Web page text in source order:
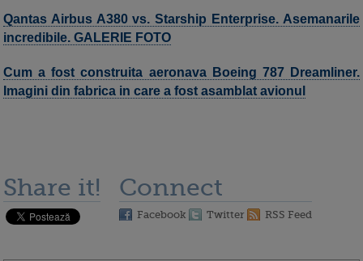
Qantas Airbus A380 vs. Starship Enterprise. Asemanarile
incredibile. GALERIE FOTO
Cum a fost construita aeronava Boeing 787 Dreamliner.
Imagini din fabrica in care a fost asamblat avionul
Share it! Connect
Facebook Twitter RSS Feed